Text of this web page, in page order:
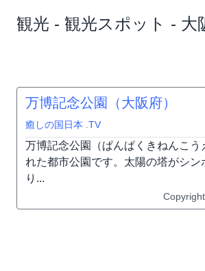
観光 - 観光スポット - 大
万博記念公園（大阪府）
癒しの国日本 .TV
万博記念公園（ぱんぱくきねんこ
れた都市公園です。太陽の塔がシ
り...